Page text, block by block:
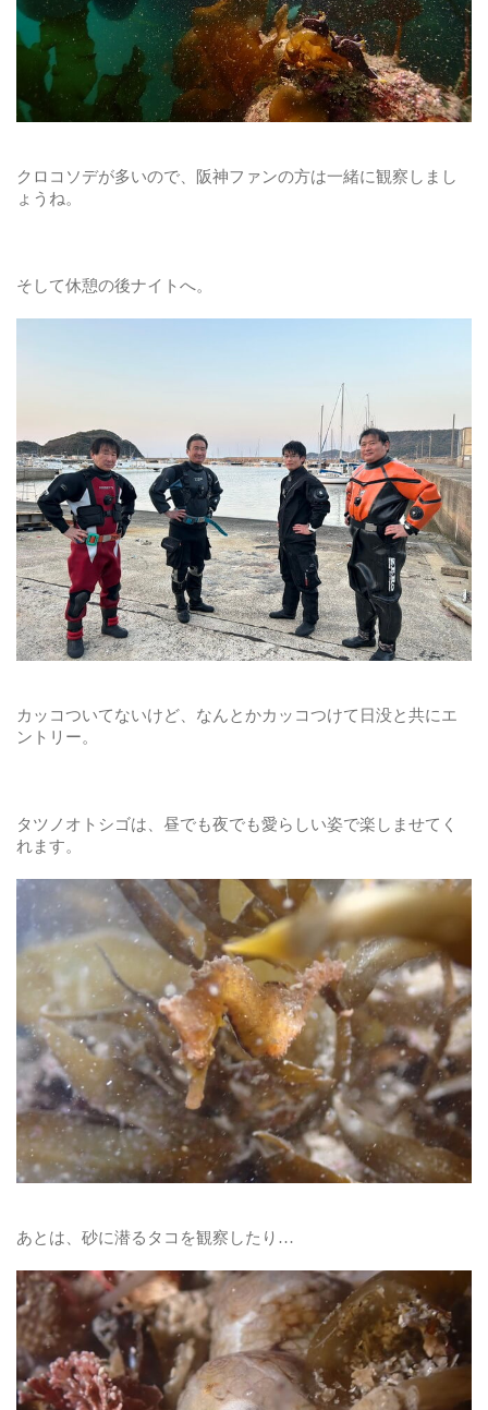
クロコソデが多いので、阪神ファンの方は一緒に観察しまし
ょうね。
そして休憩の後ナイトへ。
カッコついてないけど、なんとかカッコつけて日没と共にエ
ントリー。
タツノオトシゴは、昼でも夜でも愛らしい姿で楽しませてく
れます。
あとは、砂に潜るタコを観察したり…